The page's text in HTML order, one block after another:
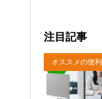
注目記事
オススメの便利
商品